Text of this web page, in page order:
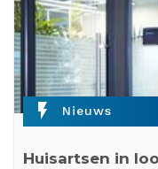
flash_on Nieuws
Huisartsen in